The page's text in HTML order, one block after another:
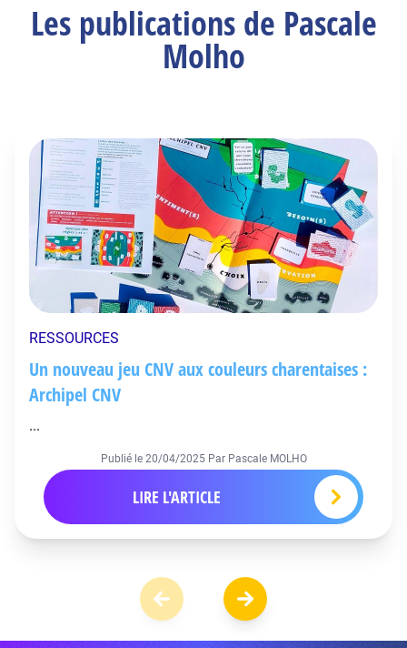
Les publications de Pascale
Molho
RESSOURCES
Un nouveau jeu CNV aux couleurs charentaises :
Archipel CNV
...
Publié le 20/04/2025 Par Pascale MOLHO
LIRE L'ARTICLE